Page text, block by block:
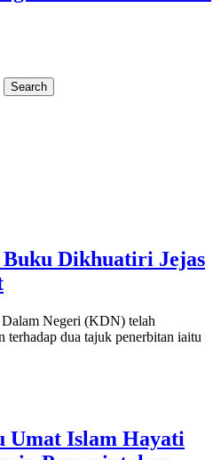
Search
Dikhuatiri Jejas
Negeri (KDN) telah
terhadap dua tajuk penerbitan iaitu
Umat Islam Hayati